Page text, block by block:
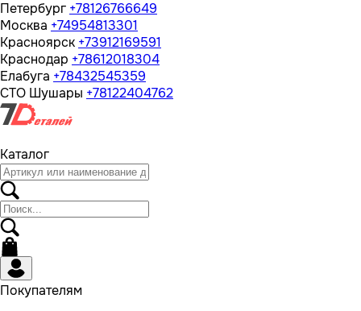
Петербург +78126766649
Москва +74954813301
Красноярск +73912169591
Краснодар +78612018304
Елабуга +78432545359
СТО Шушары +78122404762
Каталог
Покупателям